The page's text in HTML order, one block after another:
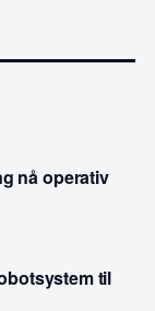
nå operativ
til